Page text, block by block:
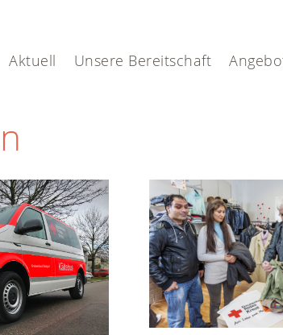
Aktuell Unsere Bereitschaft